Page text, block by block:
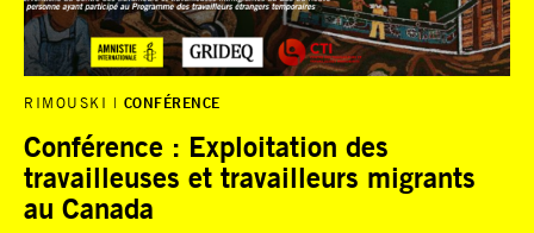
RIMOUSKI CONFÉRENCE
Conférence : Exploitation des
travailleuses et travailleurs migrants
au Canada